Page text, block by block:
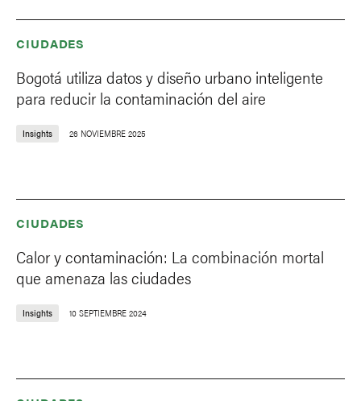
CIUDADES
Bogotá utiliza datos y diseño urbano inteligente
para reducir la contaminación del aire
Insights 26 NOVIEMBRE 2025
CIUDADES
Calor y contaminación: La combinación mortal
que amenaza las ciudades
Insights 10 SEPTIEMBRE 2024